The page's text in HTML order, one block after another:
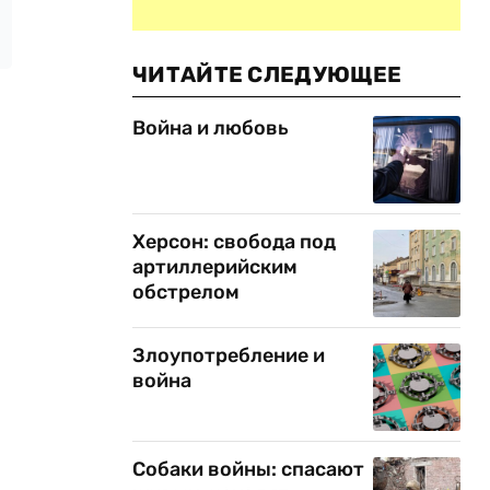
ЧИТАЙТЕ СЛЕДУЮЩЕЕ
Война и любовь
Херсон: свобода под
артиллерийским
обстрелом
Злоупотребление и
война
Собаки войны: спасают